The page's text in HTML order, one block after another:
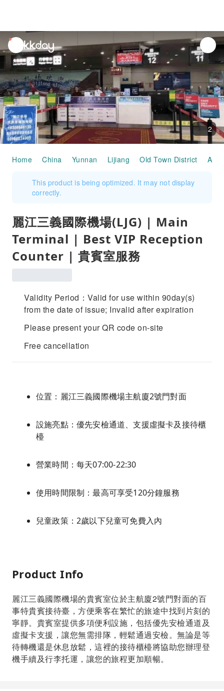
unread
notifications
2
Home China Yunnan Lijiang Old Town District
This product is being optimized. It may not display
correctly.
麗江三義國際機場(LJG) | Main
Terminal | Best VIP Reception
Counter | 貴賓室服務
Validity Period：Valid for use within 90day(s)
from the date of issue; Invalid after expiration
Please present your QR code on-site
Free cancellation
位置：麗江三義國際機場主航廈2號門對面
設施亮點：優先安檢通道、支援虛擬卡及接待櫃
檯
營業時間：每天07:00-22:30
使用時間限制：最高可享受120分鐘服務
兒童政策：2歲以下兒童可免費入內
Product Info
麗江三義國際機場的貴賓室位於主航廈2號門對面的百
事特貴賓接待臺，方便乘客在繁忙的旅途中找到片刻的
寧靜。貴賓室提供多項便利設施，包括優先安檢通道及
虛擬卡支援，讓您無需排隊，輕鬆通過安檢。無論是等
待轉機還是休息放鬆，這裡的接待櫃檯將協助您辦理登
機手續及行李托運，讓您的旅程更加順暢。